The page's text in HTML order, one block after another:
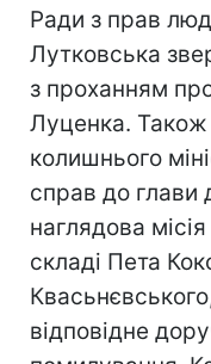
Ради з прав
Лутковська
з проханням
Луценка.
колишнього
справ до глави
наглядова
складі Пета
відповідне